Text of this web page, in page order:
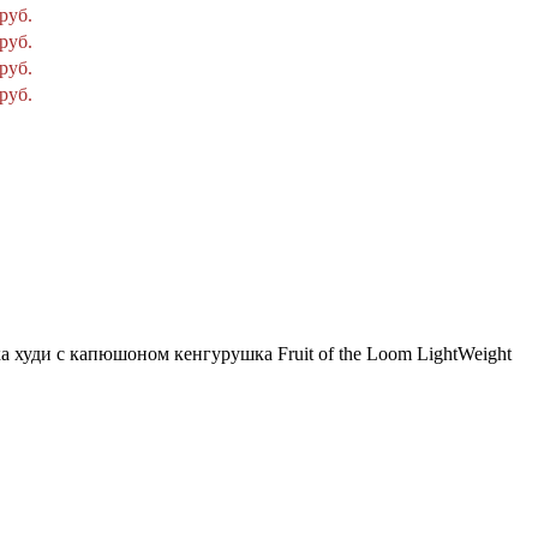
худи с капюшоном кенгурушка Fruit of the Loom LightWeight